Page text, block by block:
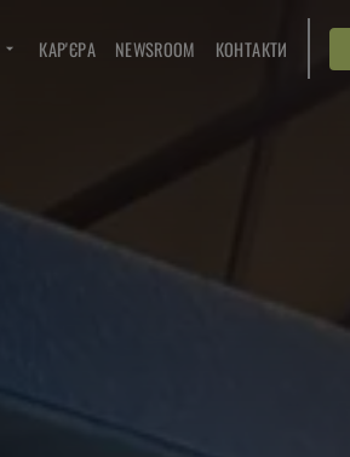
КАР'ЄРА NEWSROOM КОНТАКТИ